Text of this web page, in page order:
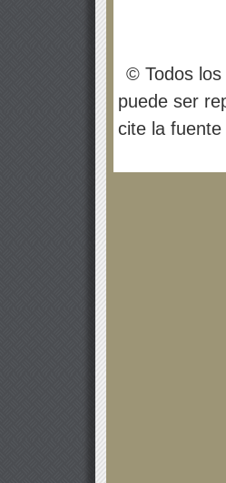
© Todos los
puede ser
cite la